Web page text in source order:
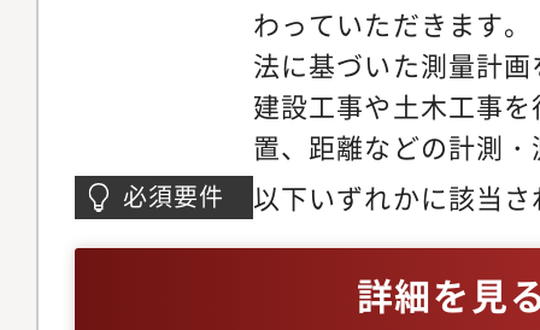
わっていただきます
法に基づいた測量計
建設工事や土木工事
置、距離などの計測
管理する・測量に使
したデータを分析し
れ】スキルに応じて
必須要件
以下いずれかに該当
地家屋調査士として
詳細を見